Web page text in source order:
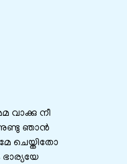
വാക്കു നീ
ഞാൻ
ചെയ്തിതോ